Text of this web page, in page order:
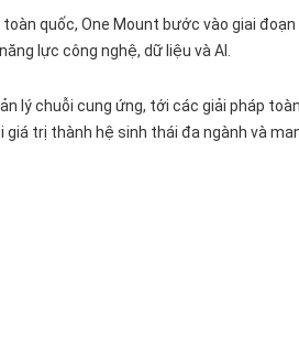
quốc, One Mount bước vào giai
lực công nghệ, dữ liệu và AI.
lý chuỗi cung ứng, tới các giải pháp
trị thành hệ sinh thái đa ngành và